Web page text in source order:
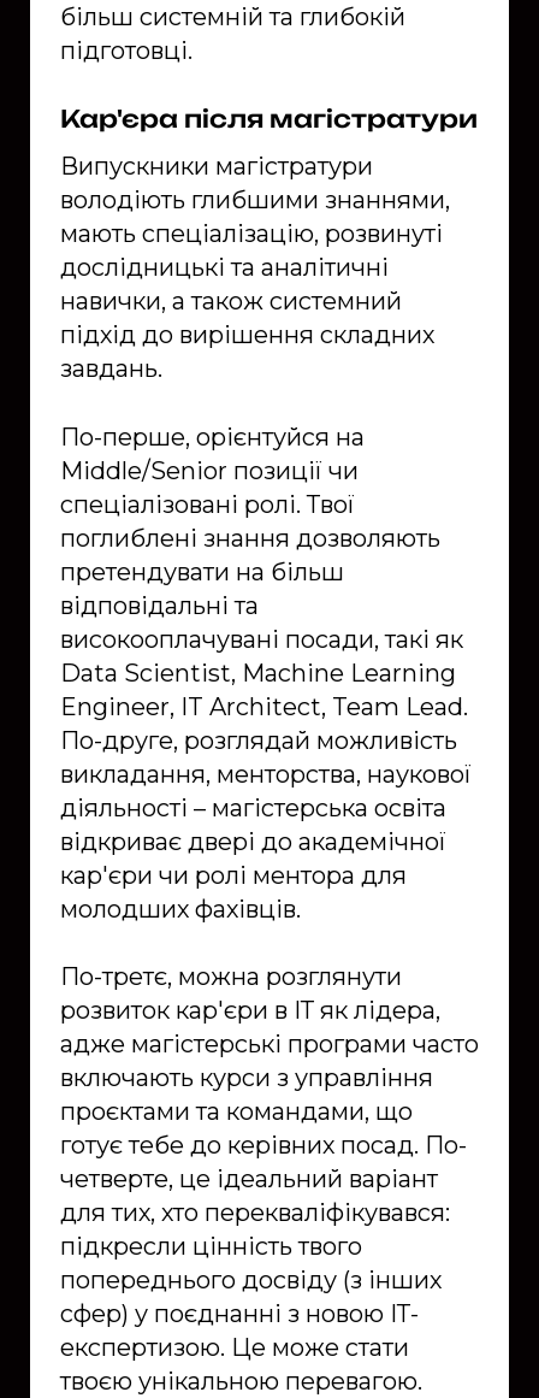
більш системній та глибокій
підготовці.
Кар'єра після магістратури
Випускники магістратури
володіють глибшими знаннями,
мають спеціалізацію, розвинуті
дослідницькі та аналітичні
навички, а також системний
підхід до вирішення складних
завдань.
По-перше, орієнтуйся на
Middle/Senior позиції чи
спеціалізовані ролі. Твої
поглиблені знання дозволяють
претендувати на більш
відповідальні та
високооплачувані посади, такі як
Data Scientist, Machine Learning
Engineer, IT Architect, Team Lead.
По-друге, розглядай можливість
викладання, менторства, наукової
діяльності – магістерська освіта
відкриває двері до академічної
кар'єри чи ролі ментора для
молодших фахівців.
По-третє, можна розглянути
розвиток кар'єри в ІТ як лідера,
адже магістерські програми часто
включають курси з управління
проєктами та командами, що
готує тебе до керівних посад. По-
четверте, це ідеальний варіант
для тих, хто перекваліфікувався:
підкресли цінність твого
попереднього досвіду (з інших
сфер) у поєднанні з новою ІТ-
експертизою. Це може стати
твоєю унікальною перевагою.